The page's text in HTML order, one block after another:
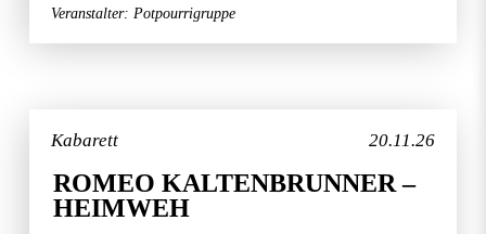
Veranstalter: Potpourrigruppe
20.11.26
Kabarett
ROMEO KALTENBRUNNER –
HEIMWEH